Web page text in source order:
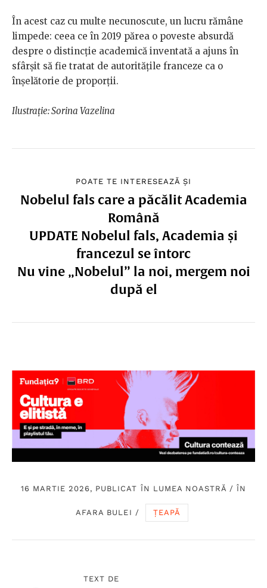
În acest caz cu multe necunoscute, un lucru rămâne
limpede: ceea ce în 2019 părea o poveste absurdă
despre o distincție academică inventată a ajuns în
sfârșit să fie tratat de autoritățile franceze ca o
înșelătorie de proporții.
Ilustrație: Sorina Vazelina
POATE TE INTERESEAZĂ ȘI
Nobelul fals care a păcălit Academia
Română
UPDATE Nobelul fals, Academia și
francezul se întorc
Nu vine „Nobelul” la noi, mergem noi
după el
16 MARTIE 2026, PUBLICAT ÎN LUMEA NOASTRĂ /ÎN
AFARA BULEI / ȚEAPĂ
TEXT DE